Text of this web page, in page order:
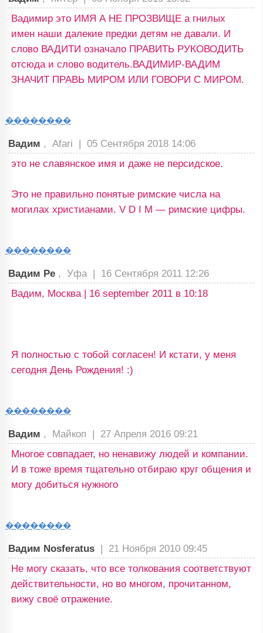
Вадимир это ИМЯ А НЕ ПРОЗВИЩЕ а гнилых
имен наши далекие предки детям не давали. И
слово ВАДИТИ означало ПРАВИТЬ РУКОВОДИТЬ
отсюда и слово водитель.ВАДИМИР-ВАДИМ
ЗНАЧИТ ПРАВЬ МИРОМ ИЛИ ГОВОРИ С МИРОМ.
��������
Вадим , Afari | 05 Сентября 2018 14:06
это не славянское имя и даже не персидское.
Это не правильно понятые римские числа на
могилах христианами. V D I M — римские цифры.
��������
Вадим Ре , Уфа | 16 Сентября 2011 12:26
Вадим, Москва | 16 september 2011 в 10:18
Я полностью с тобой согласен! И кстати, у меня
сегодня День Рождения! :)
��������
Вадим , Майкоп | 27 Апреля 2016 09:21
Многое совпадает, но ненавижу людей и компании.
И в тоже время тщательно отбираю круг общения и
могу добиться нужного
��������
Вадим Nosferatus | 21 Ноября 2010 09:45
Не могу сказать, что все толкования соответствуют
действительности, но во многом, прочитанном,
вижу своё отражение.